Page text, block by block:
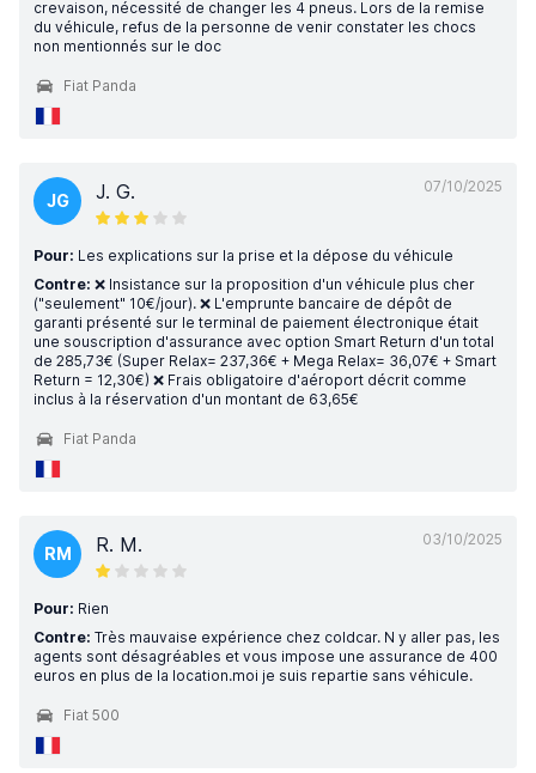
crevaison, nécessité de changer les 4 pneus. Lors de la remise
du véhicule, refus de la personne de venir constater les chocs
non mentionnés sur le doc
Fiat Panda
07/10/2025
JG J. G.
Pour: Les explications sur la prise et la dépose du véhicule
Contre: ❌ Insistance sur la proposition d'un véhicule plus cher
("seulement" 10€/jour). ❌ L'emprunte bancaire de dépôt de
garanti présenté sur le terminal de paiement électronique était
une souscription d'assurance avec option Smart Return d'un total
de 285,73€ (Super Relax= 237,36€ + Mega Relax= 36,07€ + Smart
Return = 12,30€) ❌ Frais obligatoire d'aéroport décrit comme
inclus à la réservation d'un montant de 63,65€
Fiat Panda
03/10/2025
RM R. M.
Pour: Rien
Contre: Très mauvaise expérience chez coldcar. N y aller pas, les
agents sont désagréables et vous impose une assurance de 400
euros en plus de la location.moi je suis repartie sans véhicule.
Fiat 500